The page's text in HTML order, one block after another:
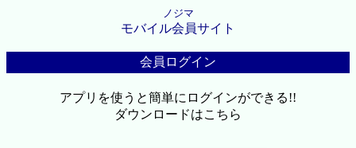
ノジマ
モバイル会員サイト
会員ログイン
アプリを使うと簡単にログインができる!!
ダウンロードはこちら